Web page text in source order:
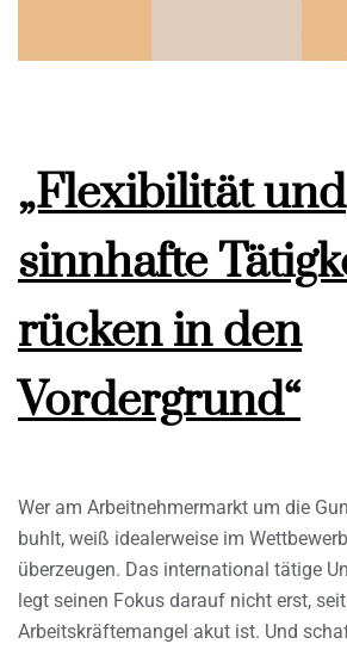
„Flexibilität und
sinnhafte
rücken in den
Vordergrund“
Wer am Arbeitnehmermarkt um die
buhlt, weiß idealerweise im
überzeugen. Das international tätige
legt seinen Fokus darauf nicht erst,
Arbeitskräftemangel akut ist. Und